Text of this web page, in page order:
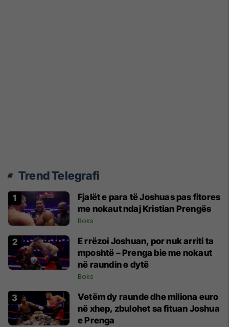
Trend Telegrafi
Fjalët e para të Joshuas pas fitores
me nokaut ndaj Kristian Prengës
Boks
E rrëzoi Joshuan, por nuk arriti ta
mposhtë – Prenga bie me nokaut
në raundin e dytë
Boks
Vetëm dy raunde dhe miliona euro
në xhep, zbulohet sa fituan Joshua
e Prenga